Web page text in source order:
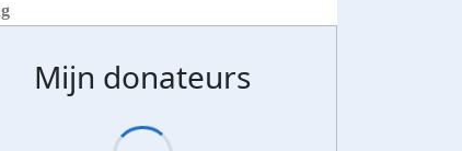
Mijn donateurs